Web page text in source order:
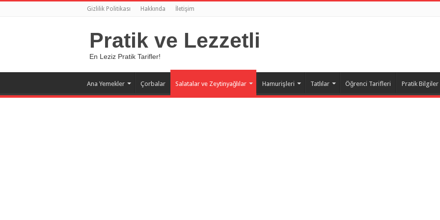
Gizlilik Politikası Hakkında İletişim
Pratik ve Lezzetli
En Leziz Pratik Tarifler!
Ana Yemekler Çorbalar Salatalar ve Zeytinyağlılar Hamurişleri Tatlılar Öğrenci Tarifleri Pratik Bilgiler